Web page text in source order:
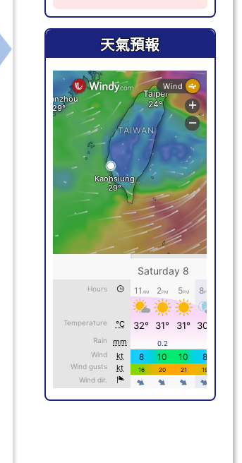
下一筆：轉知⾼雄市政府教育局辦理115
天氣預報